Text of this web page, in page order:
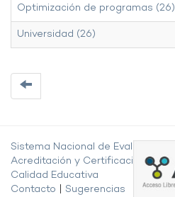
Optimización de programas (26)
Universidad (26)
Sistema Nacional de Evaluación,
Acreditación y Certificación de la
Calidad Educativa
Contacto
Sugerencias